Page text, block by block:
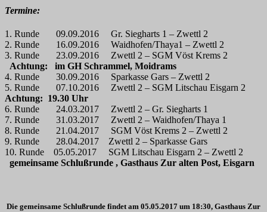
Termine:
1. Runde 09.09.2016 Gr. Siegharts 1 – Zwettl 2
2. Runde 16.09.2016 Waidhofen/Thaya1 – Zwettl 2
3. Runde 23.09.2016 Zwettl 2 – SGM Vöst Krems 2
Achtung: im GH Schrammel, Moidrams
4. Runde 30.09.2016 Sparkasse Gars – Zwettl 2
5. Runde 07.10.2016 Zwettl 2 – SGM Litschau Eisgarn 2
Achtung: 19.30 Uhr
6. Runde 24.03.2017 Zwettl 2 – Gr. Siegharts 1
7. Runde 31.03.2017 Zwettl 2 – Waidhofen/Thaya 1
8. Runde 21.04.2017 SGM Vöst Krems 2 – Zwettl 2
9. Runde 28.04.2017 Zwettl 2 – Sparkasse Gars
10. Runde 05.05.2017 SGM Litschau Eisgarn 2 – Zwettl 2
gemeinsame Schlußrunde , Gasthaus Zur alten Post, Eisgarn
Die gemeinsame Schlußrunde findet am 05.05.2017 um 18:30, Gasthaus Zur